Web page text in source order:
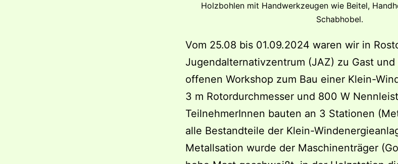
Holzbohlen mit Handwerkzeugen wie Beitel,
Schabhobel.
Vom 25.08 bis 01.09.2024 waren wir in
Jugendalternativzentrum (JAZ) zu Gast
offenen Workshop zum Bau einer Klein-
3 m Rotordurchmesser und 800 W
TeilnehmerInnen bauten an 3 Stationen
alle Bestandteile der Klein-
Metallsation wurde der Maschinenträger